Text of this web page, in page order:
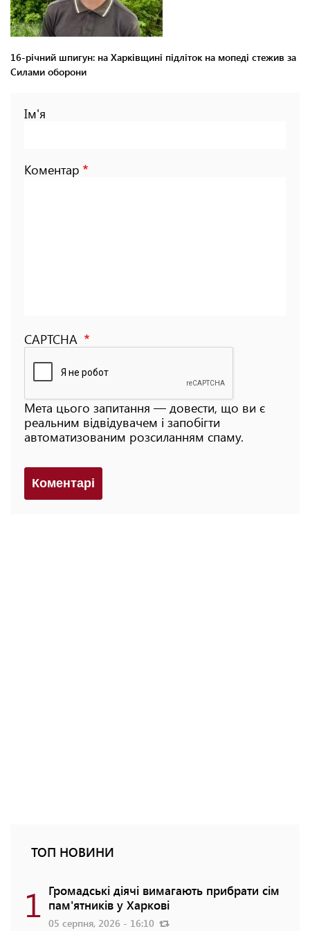
16-річний шпигун: на Харківщині підліток на мопеді стежив за
Силами оборони
Ім'я
Коментар
CAPTCHA
Мета цього запитання — довести, що ви є
реальним відвідувачем і запобігти
автоматизованим розсиланням спаму.
Коментарi
ТОП НОВИНИ
1 Громадські діячі вимагають прибрати сім
пам'ятників у Харкові
05 серпня, 2026 - 16:10